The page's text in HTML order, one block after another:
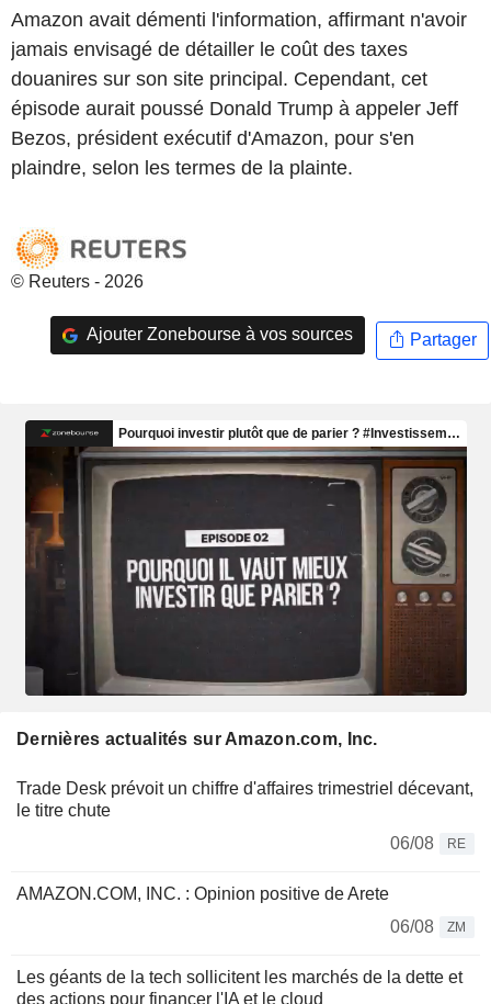
Amazon avait démenti l'information, affirmant n'avoir
jamais envisagé de détailler le coût des taxes
douanires sur son site principal. Cependant, cet
épisode aurait poussé Donald Trump à appeler Jeff
Bezos, président exécutif d'Amazon, pour s'en
plaindre, selon les termes de la plainte.
© Reuters - 2026
Ajouter Zonebourse à vos sources Partager
Dernières actualités sur Amazon.com, Inc.
Trade Desk prévoit un chiffre d'affaires trimestriel décevant,
le titre chute
06/08
RE
AMAZON.COM, INC. : Opinion positive de Arete
06/08
ZM
Les géants de la tech sollicitent les marchés de la dette et
des actions pour financer l'IA et le cloud